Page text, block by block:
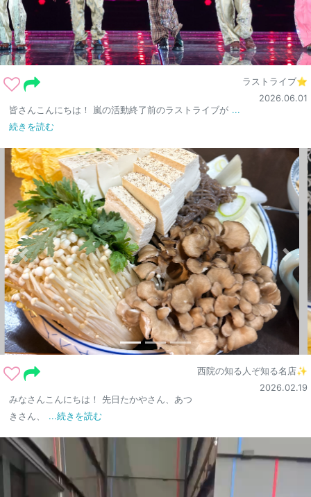
ラストライブ⭐
2026.06.01
皆さんこんにちは！ 嵐の活動終了前のラストライブが ...
続きを読む
西院の知る人ぞ知る名店✨
2026.02.19
みなさんこんにちは！ 先日たかやさん、あつ
きさん、
...続きを読む